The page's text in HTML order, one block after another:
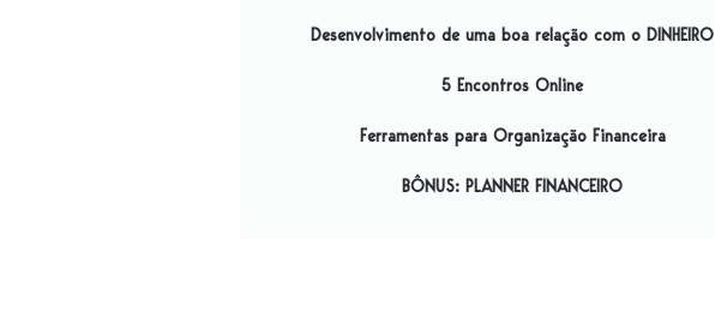
Desenvolvimento de uma boa relação com o DINHEIRO
5 Encontros Online
Ferramentas para Organização Financeira
BÔNUS: PLANNER FINANCEIRO